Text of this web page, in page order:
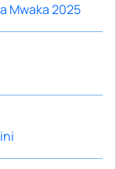
Mwaka 2025